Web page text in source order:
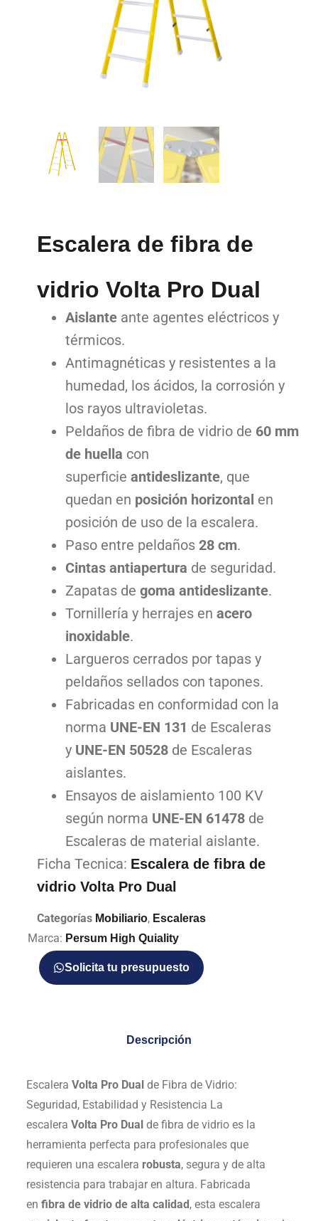
Escalera de fibra de
vidrio Volta Pro Dual
Aislanteante agentes eléctricos y
térmicos.
Antimagnéticas y resistentes a la
humedad, los ácidos, la corrosión y
los rayos ultravioletas.
Peldaños de fibra de vidrio de 60 mm
de huella con
superficie antideslizante, que
quedan en posición horizontal en
posición de uso de la escalera.
Paso entre peldaños 28 cm.
Cintas antiapertura de seguridad.
Zapatas de goma antideslizante.
Tornillería y herrajes en acero
inoxidable.
Largueros cerrados por tapas y
peldaños sellados con tapones.
Fabricadas en conformidad con la
norma UNE-EN 131 de Escaleras
y UNE-EN 50528de Escaleras
aislantes.
Ensayos de aislamiento 100 KV
según norma UNE-EN 61478de
Escaleras de material aislante.
Ficha Tecnica: Escalera de fibra de
vidrio Volta Pro Dual
Categorías Mobiliario, Escaleras
Marca: Persum High Quiality
Solicita tu presupuesto
Descripción
Escalera Volta Pro Dual de Fibra de Vidrio:
Seguridad, Estabilidad y Resistencia La
escalera Volta Pro Dual de fibra de vidrio es la
herramienta perfecta para profesionales que
requieren una escalera robusta, segura y de alta
resistencia para trabajar en altura. Fabricada
en fibra de vidrio de alta calidad , esta escalera